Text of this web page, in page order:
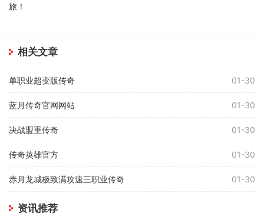
旅！
相关文章
单职业超变版传奇 01-30
蓝月传奇官网网站 01-30
决战盟重传奇 01-30
传奇英雄官方 01-30
赤月龙城极致满攻速三职业传奇 01-30
资讯推荐